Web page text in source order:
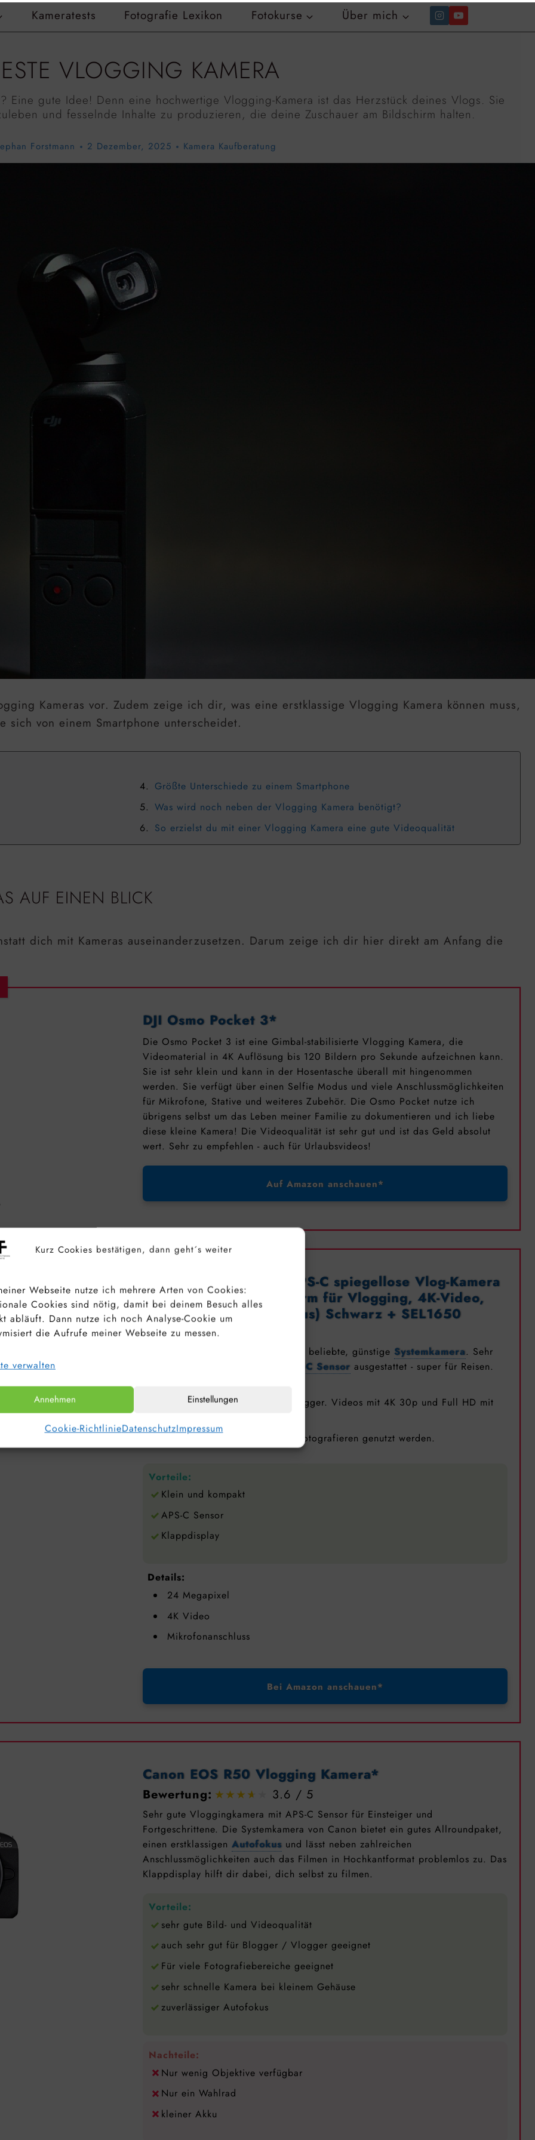
Kurz Cookies bestätigen, dann geht´s weiter
Webseite nutze ich mehrere Arten von Cookies:
Cookies sind nötig, damit bei deinem Besuch alles
abläuft. Dann nutze ich noch Analyse-Cookie um
die Aufrufe meiner Webseite zu messen.
verwalten
Annehmen Einstellungen
Cookie-RichtlinieDatenschutzImpressum
Kameratests Fotografie Lexikon Fotokurse Über mich
VLOGGING KAMERA
Eine gute Idee! Denn eine hochwertige Vlogging-Kamera ist das Herzstück deines Vlogs. Sie
und fesselnde Inhalte zu produzieren, die deine Zuschauer am Bildschirm halten.
Forstmann 2 Dezember, 2025 Kamera Kaufberatung
Kameras vor. Zudem zeige ich dir, was eine erstklassige Vlogging Kamera können muss,
von einem Smartphone unterscheidet.
Größte Unterschiede zu einem Smartphone
Was wird noch neben der Vlogging Kamera benötigt?
So erzielst du mit einer Vlogging Kamera eine gute Videoqualität
AUF EINEN BLICK
dich mit Kameras auseinanderzusetzen. Darum zeige ich dir hier direkt am Anfang die
DJI Osmo Pocket 3*
Die Osmo Pocket 3 ist eine Gimbal-stabilisierte Vlogging Kamera, die
Videomaterial in 4K Auflösung bis 120 Bildern pro Sekunde aufzeichnen kann.
Sie ist sehr klein und kann in der Hosentasche überall mit hingenommen
werden. Sie verfügt über einen Selfie Modus und viele Anschlussmöglichkeiten
für Mikrofone, Stative und weiteres Zubehör. Die Osmo Pocket nutze ich
übrigens selbst um das Leben meiner Familie zu dokumentieren und ich liebe
diese kleine Kamera! Die Videoqualität ist sehr gut und ist das Geld absolut
wert. Sehr zu empfehlen - auch für Urlaubsvideos!
Auf Amazon anschauen*
Sony Alpha ZV-E10 | APS-C spiegellose Vlog-Kamera
(schwenkbarer Bildschirm für Vlogging, 4K-Video,
Echtzeit-Augen-Autofokus) Schwarz + SEL1650
Objektiv
Eine bei Instagram-Influencern sehr beliebte, günstige Systemkamera. Sehr
APS-C Sensor ausgestattet - super für Reisen.
Gut für Instagram Blogger und Vlogger. Videos mit 4K 30p und Full HD mit
Kann natürlich auch einfach zum Fotografieren genutzt werden.
Vorteile:
Klein und kompakt
APS-C Sensor
Klappdisplay
Details:
24 Megapixel
4K Video
Mikrofonanschluss
Bei Amazon anschauen*
Canon EOS R50 Vlogging Kamera*
Bewertung: 3.6
Sehr gute Vloggingkamera mit APS-C Sensor für Einsteiger und
Fortgeschrittene. Die Systemkamera von Canon bietet ein gutes Allroundpaket,
einen erstklassigen Autofokus und lässt neben zahlreichen
Anschlussmöglichkeiten auch das Filmen in Hochkantformat problemlos zu. Das
Klappdisplay hilft dir dabei, dich selbst zu filmen.
Vorteile:
sehr gute Bild- und Videoqualität
auch sehr gut für Blogger / Vlogger geeignet
Für viele Fotografiebereiche geeignet
sehr schnelle Kamera bei kleinem Gehäuse
zuverlässiger Autofokus
Nachteile:
Nur wenig Objektive verfügbar
Nur ein Wahlrad
kleiner Akku